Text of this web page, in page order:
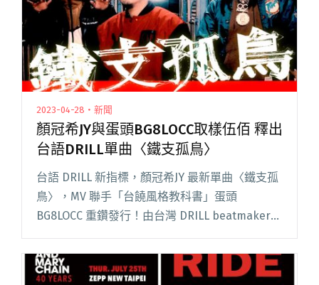
2023-04-28・新聞
顏冠希JY與蛋頭BG8LOCC取樣伍佰 釋出
台語DRILL單曲〈鐵支孤鳥〉
台語 DRILL 新指標，顏冠希JY 最新單曲〈鐵支孤
鳥〉，MV 聯手「台饒風格教科書」蛋頭
BG8LOCC 重鑽發行！由台灣 DRILL beatmaker
Allen Flex 操刀編曲與混音，〈鐵支孤鳥〉名稱呼
應伍佰經典歌曲〈樹枝孤鳥〉閱讀全文 "顏冠希JY
與蛋頭BG8LOCC取樣伍佰 釋出台語DRILL單曲